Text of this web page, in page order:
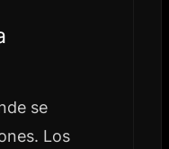
se
Los